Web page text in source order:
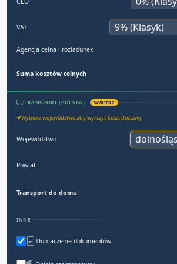
VAT
Agencja celna i rozładunek
Suma kosztów celnych
TRANSPORT (POLSKA) WYBIERZ
Wybierz województwo aby wyliczyć koszt dostawy
Województwo
Powiat
Transport do domu
INNE
Tłumaczenie dokumentów